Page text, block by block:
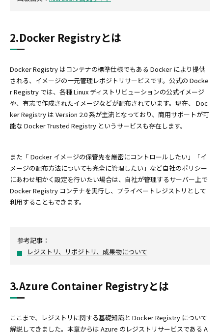
2.Docker Registryとは
Docker Registry はコンテナの標準仕様でもある Docker により提供
される、イメージの一元管理レポジトリサービスです。公式の Docke
r Registry では、各種 Linux ディストリビューションの公式イメージ
や、有志で作成されたイメージなどが配布されています。現在、 Doc
ker Registry は Version 2.0 系が主流となっており、商用サポートが可
能な Docker Trusted Registry というサービスも存在します。
また「 Docker イメージの保管先を厳密にコントロールしたい」「イ
メージの配布方法についても完全に管理したい」など自社のポリシー
にあわせ細かく設定を行いたい場合は、自社が管理するサーバー上で
Docker Registry コンテナを実行し、プライベートレジストリとして
利用することもできます。
参考記事：
レジストリ、リポジトリ、成果物について
3.Azure Container Registryとは
ここまで、レジストリに関する基礎知識と Docker Registry について
解説してきました。本章からは Azure のレジストリサービスである A